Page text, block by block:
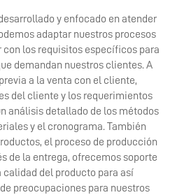
y enfocado en atender
adaptar nuestros procesos
los requisitos específicos para
demandan nuestros clientes. A
a la venta con el cliente,
del cliente y los requerimientos
análisis detallado de los métodos
y el cronograma. También
el proceso de producción
de la entrega, ofrecemos soporte
del producto para así
preocupaciones para nuestros